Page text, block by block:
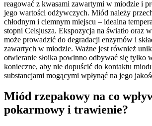
reagować z kwasami zawartymi w miodzie i
jego wartości odżywczych. Miód należy
chłodnym i ciemnym miejscu – idealna
stopni Celsjusza. Ekspozycja na światło oraz
może prowadzić do degradacji enzymów i
zawartych w miodzie. Ważne jest również
otwieranie słoika powinno odbywać się tylko
konieczne, aby nie dopuścić do kontaktu
substancjami mogącymi wpłynąć na jego
Miód rzepakowy na co
pokarmowy i trawienie?